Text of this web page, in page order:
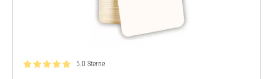
Bewertung: 5.0 von 5
5.0 Sterne